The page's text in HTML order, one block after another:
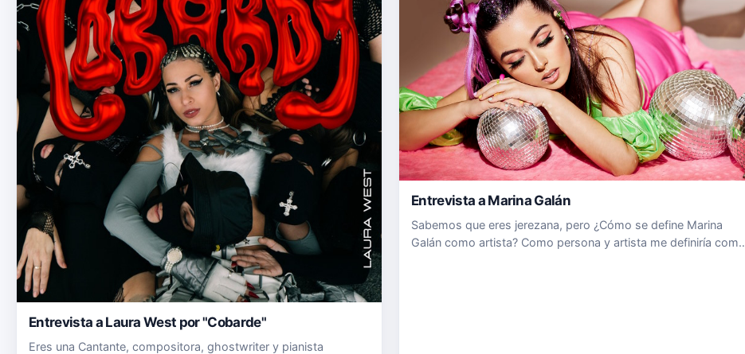
Entrevista a Laura West por "Cobarde"
Eres una Cantante, compositora, ghostwriter y pianista
Entrevista a Marina Galán
Sabemos que eres jerezana, pero ¿Cómo se define Marina
Galán como artista? Como persona y artista me definiría como